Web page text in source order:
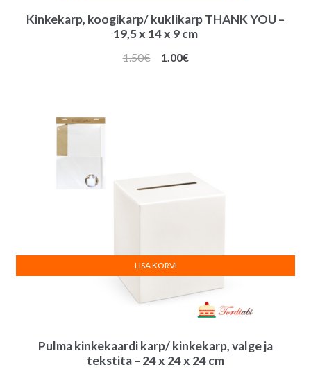
Kinkekarp, koogikarp/ kuklikarp THANK YOU –
19,5 x 14 x 9 cm
1.50€
Algne
1.00€Praegune
Pulma kinkekaardi karp/ kinkekarp, valge ja
tekstita – 24 x 24 x 24 cm
LISA KORVI